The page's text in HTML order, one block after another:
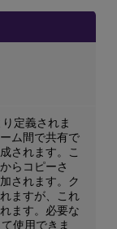
定義されま
ム間で共有で
されます。こ
らコピーさ
されます。ク
ますが、これ
ます。必要な
使用できま